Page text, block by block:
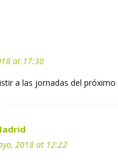
at 17:30
a las jornadas del
2018 at 12:22